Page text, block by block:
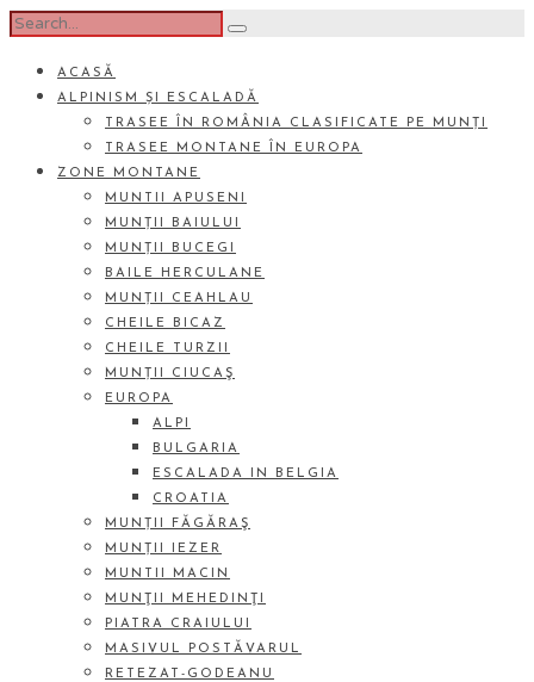
ACASĂ
ALPINISM ȘI ESCALADĂ
TRASEE ÎN ROMÂNIA CLASIFICATE PE MUNȚI
TRASEE MONTANE ÎN EUROPA
ZONE MONTANE
MUNTII APUSENI
MUNȚII BAIULUI
MUNȚII BUCEGI
BAILE HERCULANE
MUNȚII CEAHLAU
CHEILE BICAZ
CHEILE TURZII
MUNȚII CIUCAŞ
EUROPA
ALPI
BULGARIA
ESCALADA IN BELGIA
CROATIA
MUNȚII FĂGĂRAŞ
MUNȚII IEZER
MUNTII MACIN
MUNŢII MEHEDINŢI
PIATRA CRAIULUI
MASIVUL POSTĂVARUL
RETEZAT-GODEANU